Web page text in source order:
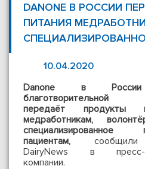
DANONE В РОССИИ
ПИТАНИЯ
10.04.2020
Danone в
благотворительной
передаёт продукты
медработникам,
специализированное
пациeнтам,
DairyNews в пресс-
компании.